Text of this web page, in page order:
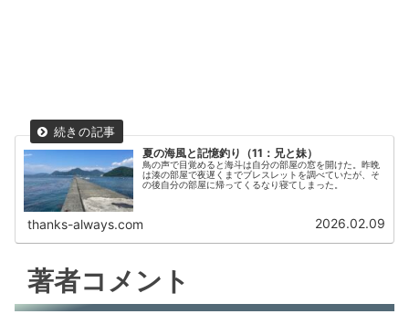
夏の海風と記憶釣り（11：兄と妹）
鳥の声で目覚めると海斗は自分の部屋の窓を開けた。昨晩
は湊の部屋で夜遅くまでブレスレットを調べていたが、そ
の後自分の部屋に帰ってくるなり寝てしまった。
thanks-always.com 2026.02.09
著者コメント